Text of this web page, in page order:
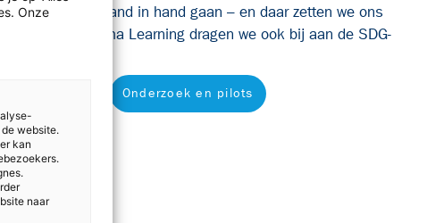
onderwijs hand in hand gaan – en daar zetten we ons
van Sanoma Learning dragen we ook bij aan de SDG-
Onderzoek en pilots
Onze
website.
kan
naar